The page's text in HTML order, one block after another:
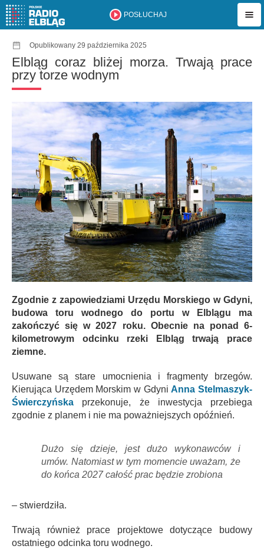
POSŁUCHAJ
Opublikowany 29 października 2025
Elbląg coraz bliżej morza. Trwają prace
przy torze wodnym
Zgodnie z zapowiedziami Urzędu Morskiego w Gdyni,
budowa toru wodnego do portu w Elblągu ma
zakończyć się w 2027 roku. Obecnie na ponad 6-
kilometrowym odcinku rzeki Elbląg trwają prace
ziemne.
Usuwane są stare umocnienia i fragmenty brzegów.
Kierująca Urzędem Morskim w GdyniAnna Stelmaszyk-
Świerczyńska przekonuje, że inwestycja przebiega
zgodnie z planem i nie ma poważniejszych opóźnień.
Dużo się dzieje, jest dużo wykonawców i
umów. Natomiast w tym momencie uważam, że
do końca 2027 całość prac będzie zrobiona
– stwierdziła.
Trwają również prace projektowe dotyczące budowy
ostatniego odcinka toru wodnego.